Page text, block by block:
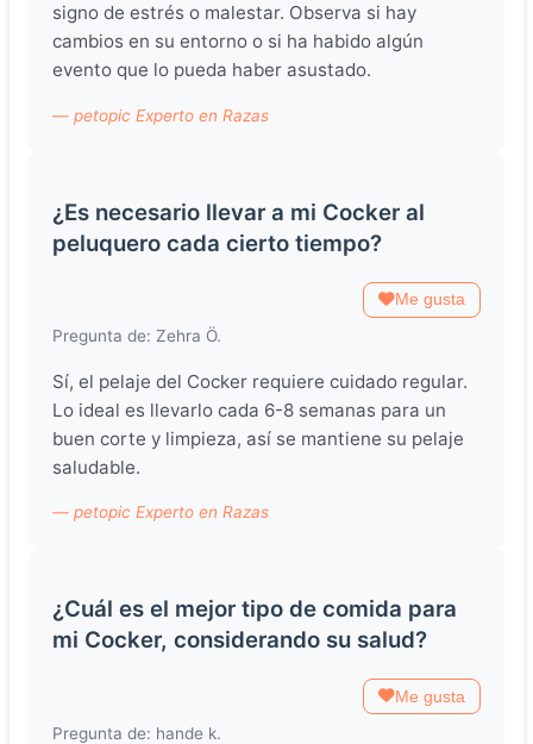
signo de estrés o malestar. Observa si hay
cambios en su entorno o si ha habido algún
evento que lo pueda haber asustado.
— petopic Experto en Razas
¿Es necesario llevar a mi Cocker al
peluquero cada cierto tiempo?
Me gusta
Pregunta de: Zehra Ö.
Sí, el pelaje del Cocker requiere cuidado regular.
Lo ideal es llevarlo cada 6-8 semanas para un
buen corte y limpieza, así se mantiene su pelaje
saludable.
— petopic Experto en Razas
¿Cuál es el mejor tipo de comida para
mi Cocker, considerando su salud?
Me gusta
Pregunta de: hande k.